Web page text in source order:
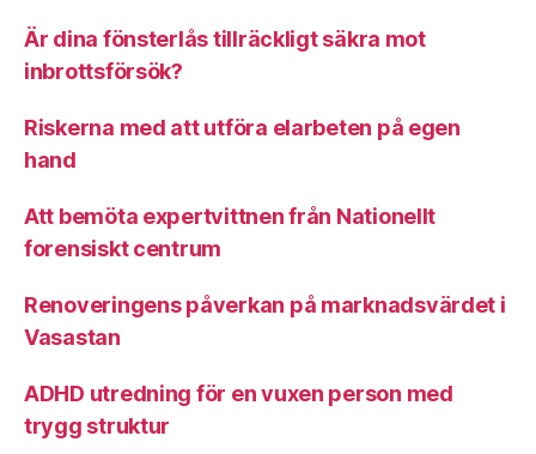
Är dina fönsterlås tillräckligt säkra mot
inbrottsförsök?
Riskerna med att utföra elarbeten på egen
hand
Att bemöta expertvittnen från Nationellt
forensiskt centrum
Renoveringens påverkan på marknadsvärdet i
Vasastan
ADHD utredning för en vuxen person med
trygg struktur